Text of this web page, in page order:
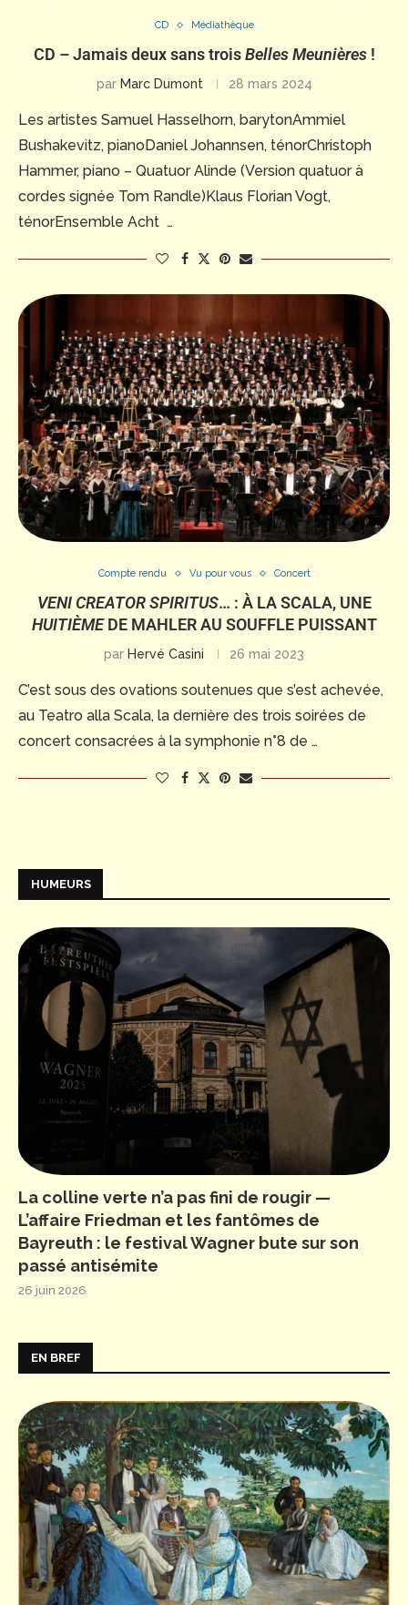
CD Médiathèque
CD – Jamais deux sans troisBelles Meunières!
par Marc Dumont 28 mars 2024
Les artistes Samuel Hasselhorn, barytonAmmiel
Bushakevitz, pianoDaniel Johannsen, ténorChristoph
Hammer, piano – Quatuor Alinde (Version quatuor à
cordes signée Tom Randle)Klaus Florian Vogt,
ténorEnsemble Acht …
Compte rendu Vu pour vous Concert
VENI CREATOR SPIRITUS… : À LA SCALA, UNE
HUITIÈMEDE MAHLER AU SOUFFLE PUISSANT
par Hervé Casini 26 mai 2023
C’est sous des ovations soutenues que s’est achevée,
au Teatro alla Scala, la dernière des trois soirées de
concert consacrées à la symphonie n°8 de …
HUMEURS
La colline verte n’a pas fini de rougir —
L’affaire Friedman et les fantômes de
Bayreuth : le festival Wagner bute sur son
passé antisémite
26 juin 2026
EN BREF